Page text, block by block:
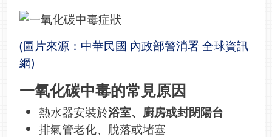
(圖片來源：中華民國 內政部警消署 全球資訊
網)
一氧化碳中毒的常見原因
熱水器安裝於浴室、廚房或封閉陽台
排氣管老化、脫落或堵塞